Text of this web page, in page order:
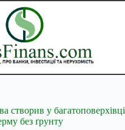
створив у багатоповерхівці
без ґрунту